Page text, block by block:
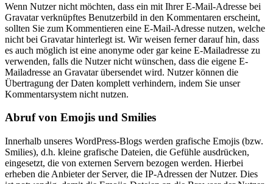
Wenn Nutzer nicht möchten, dass ein mit Ihrer E-Mail-Adresse bei
Gravatar verknüpftes Benutzerbild in den Kommentaren erscheint,
sollten Sie zum Kommentieren eine E-Mail-Adresse nutzen, welche
nicht bei Gravatar hinterlegt ist. Wir weisen ferner darauf hin, dass
es auch möglich ist eine anonyme oder gar keine E-Mailadresse zu
verwenden, falls die Nutzer nicht wünschen, dass die eigene E-
Mailadresse an Gravatar übersendet wird. Nutzer können die
Übertragung der Daten komplett verhindern, indem Sie unser
Kommentarsystem nicht nutzen.
Abruf von Emojis und Smilies
Innerhalb unseres WordPress-Blogs werden grafische Emojis (bzw.
Smilies), d.h. kleine grafische Dateien, die Gefühle ausdrücken,
eingesetzt, die von externen Servern bezogen werden. Hierbei
erheben die Anbieter der Server, die IP-Adressen der Nutzer. Dies